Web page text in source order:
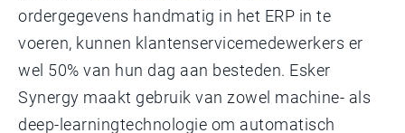
ordergegevens handmatig in het ERP in te
voeren, kunnen klantenservicemedewerkers er
wel 50% van hun dag aan besteden. Esker
Synergy maakt gebruik van zowel machine- als
deep-learningtechnologie om automatisch